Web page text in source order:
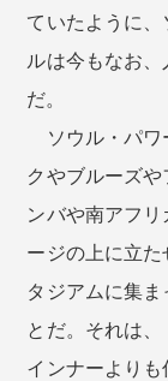
ていたように
ルは今もなお
だ。
ソウル・パワ
クやブルーズ
ンバや南アフ
ージの上に立
タジアムに集
とだ。それは
インナーより